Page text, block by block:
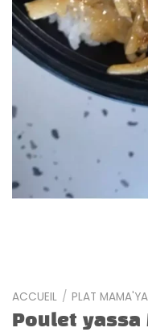
ACCUEIL / PLAT MAMA'YA
Poulet yassa